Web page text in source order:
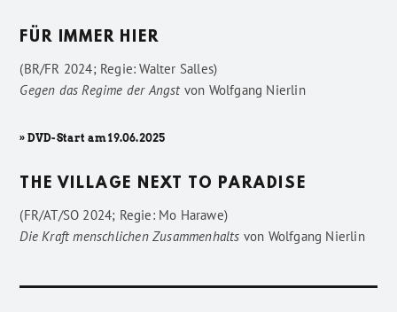
FÜR IMMER HIER
(BR/FR 2024; Regie: Walter Salles)
Gegen das Regime der Angstvon Wolfgang Nierlin
» DVD-Start am 19.06.2025
THE VILLAGE NEXT TO PARADISE
(FR/AT/SO 2024; Regie: Mo Harawe)
Die Kraft menschlichen Zusammenhalts von Wolfgang Nierlin